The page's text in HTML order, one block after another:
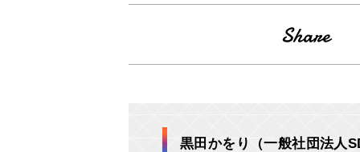
黒田かをり（一般社団法人